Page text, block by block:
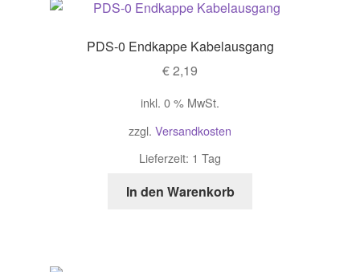
PDS-0 Endkappe Kabelausgang
€2,19
inkl. 0 % MwSt.
zzgl. Versandkosten
Lieferzeit: 1 Tag
In den Warenkorb